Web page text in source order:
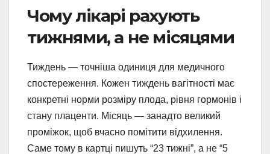
Чому лікарі рахують
тижнями, а не місяцями
Тиждень — точніша одиниця для медичного
спостереження. Кожен тиждень вагітності має
конкретні норми розміру плода, рівня гормонів і
стану плаценти. Місяць — занадто великий
проміжок, щоб вчасно помітити відхилення.
Саме тому в картці пишуть “23 тижні”, а не “5